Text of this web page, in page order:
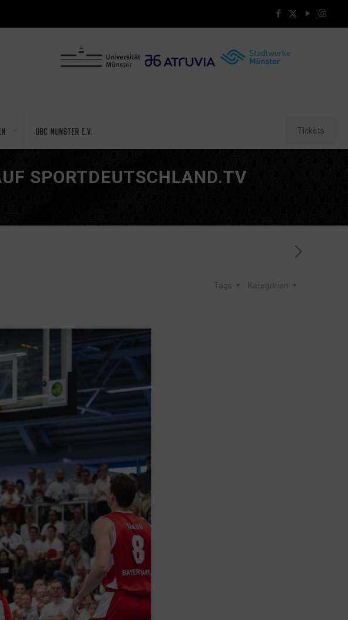
UBC Münster e.V. Tickets
SPORTDEUTSCHLAND.TV
Kategorien
Tags